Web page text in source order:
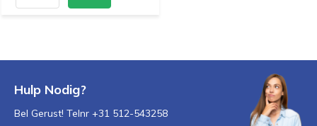
Hulp Nodig?
Bel Gerust! Telnr +31 512-543258